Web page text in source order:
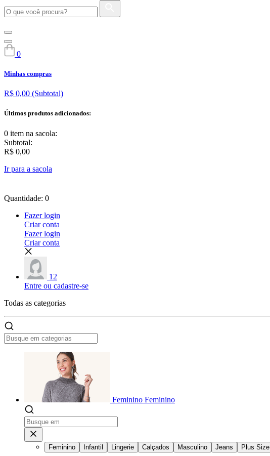
0
Minhas compras
R$ 0,00 (Subtotal)
Últimos produtos adicionados:
0 item na sacola:
Subtotal:
R$ 0,00
Ir para a sacola
Quantidade: 0
Fazer login
Criar conta
Fazer login
Criar conta
12
Entre ou cadastre-se
Todas as categorias
Feminino Feminino
Feminino Infantil Lingerie Calçados Masculino Jeans Plus Size